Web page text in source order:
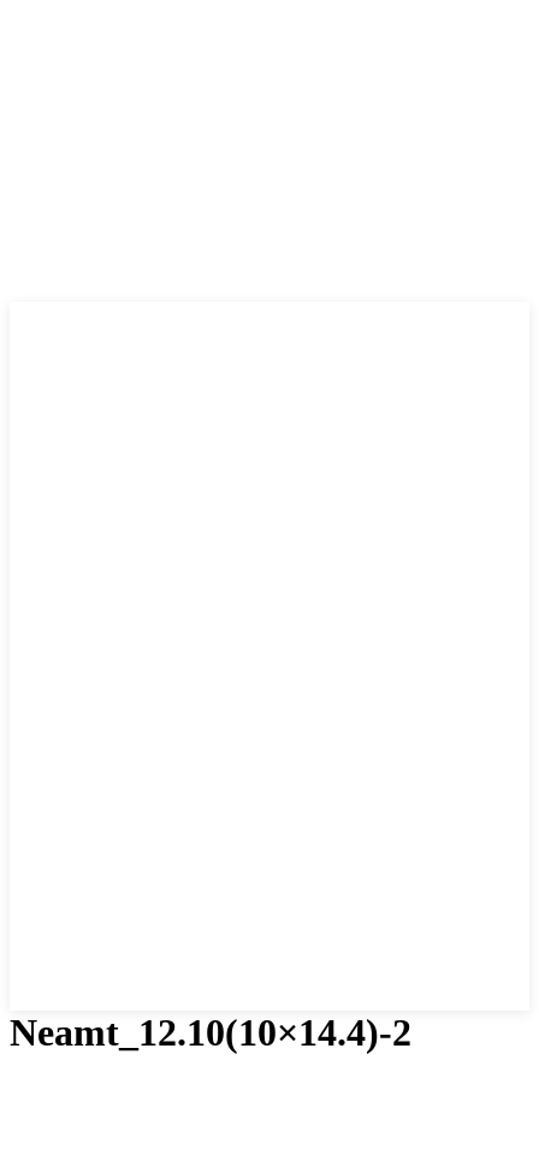
Neamt_12.10(10×14.4)-2